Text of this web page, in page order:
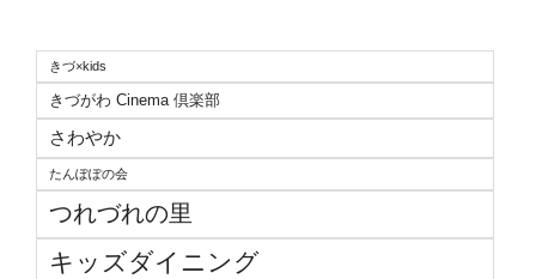
きづ×kids
きづがわ Cinema 倶楽部
さわやか
たんぽぽの会
つれづれの里
キッズダイニング